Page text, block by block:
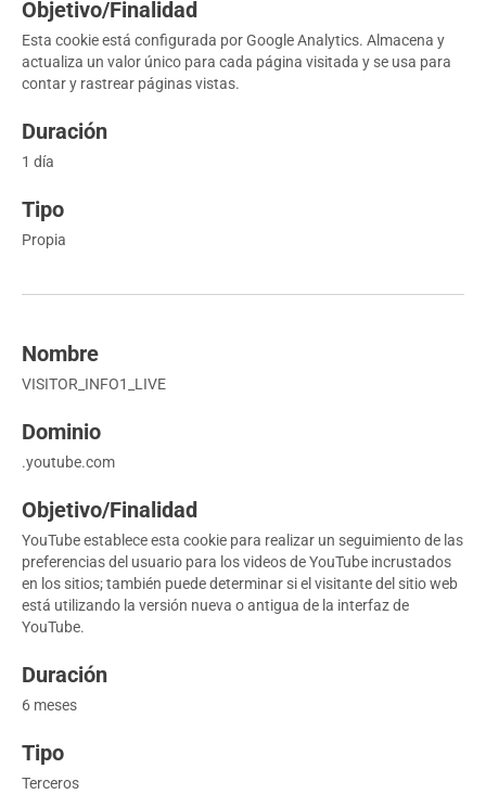
Esta cookie está configurada por Google Analytics. Almacena y
actualiza un valor único para cada página visitada y se usa para
contar y rastrear páginas vistas.
1 día
Propia
VISITOR_INFO1_LIVE
.youtube.com
YouTube establece esta cookie para realizar un seguimiento de las
preferencias del usuario para los videos de YouTube incrustados
en los sitios; también puede determinar si el visitante del sitio web
está utilizando la versión nueva o antigua de la interfaz de
YouTube.
6 meses
Terceros